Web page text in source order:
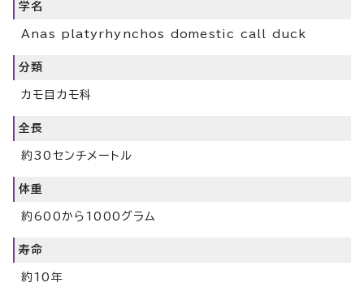
学名
Anas platyrhynchos domestic call duck
分類
カモ目カモ科
全長
約30センチメートル
体重
約600から1000グラム
寿命
約10年